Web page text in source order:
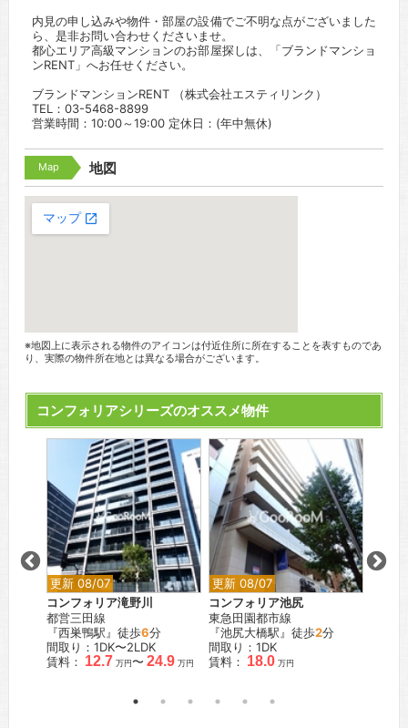
内見の申し込みや物件・部屋の設備でご不明な点がございました
ら、是非お問い合わせくださいませ。
都心エリア高級マンションのお部屋探しは、「ブランドマンショ
ンRENT」へお任せください。
ブランドマンションRENT （株式会社エスティリンク）
TEL：03-5468-8899
営業時間：10:00～19:00 定休日：(年中無休)
Map 地図
※地図上に表示される物件のアイコンは付近住所に所在することを表すものであ
り、実際の物件所在地とは異なる場合がございます。
コンフォリアシリーズのオススメ物件
更新 08/07
コンフォリア滝野川
都営三田線
『西巣鴨駅』徒歩6分
間取り：1DK〜2LDK
賃料： 12.7 万円〜 24.9 万円
更新 08/07
コンフォリア池尻
東急田園都市線
『池尻大橋駅』徒歩2分
間取り：1DK
賃料： 18.0 万円